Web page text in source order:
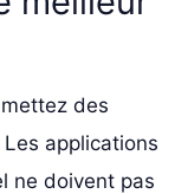
des
applications
ne doivent pas